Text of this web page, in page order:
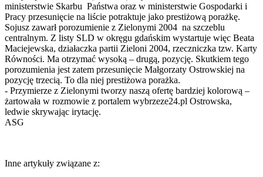
ministerstwie Skarbu Państwa oraz w ministerstwie Gospodarki i
Pracy przesunięcie na liście potraktuje jako prestiżową porażkę.
Sojusz zawarł porozumienie z Zielonymi 2004 na szczeblu
centralnym. Z listy SLD w okręgu gdańskim wystartuje więc Beata
Maciejewska, działaczka partii Zieloni 2004, rzeczniczka tzw. Karty
Równości. Ma otrzymać wysoką – drugą, pozycję. Skutkiem tego
porozumienia jest zatem przesunięcie Małgorzaty Ostrowskiej na
pozycję trzecią. To dla niej prestiżowa porażka.
- Przymierze z Zielonymi tworzy naszą ofertę bardziej kolorową –
żartowała w rozmowie z portalem wybrzeze24.pl Ostrowska,
ledwie skrywając irytację.
ASG
Inne artykuły związane z: